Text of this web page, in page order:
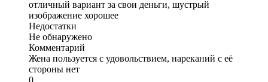
отличный вариант за свои деньги, шустрый
изображение хорошее
Недостатки
Не обнаружено
Комментарий
Жена пользуется с удовольствием, нареканий с её
стороны нет
0